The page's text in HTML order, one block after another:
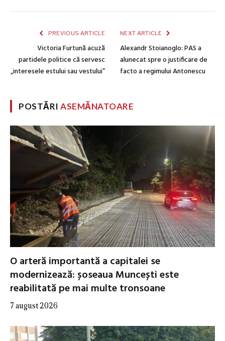
PREVIOUS ARTICLE
Victoria Furtună acuză
partidele politice că servesc
„interesele estului sau vestului”
NEXT ARTICLE
Alexandr Stoianoglo: PAS a
alunecat spre o justificare de
facto a regimului Antonescu
POSTĂRIASEMĂNATOARE
O arteră importantă a capitalei se
modernizează: șoseaua Muncești este
reabilitată pe mai multe tronsoane
7 august 2026